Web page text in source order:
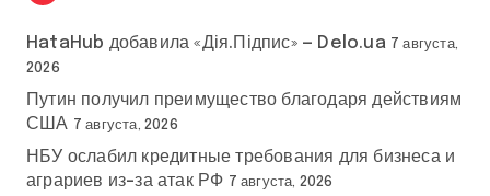
HataHub добавила «Дія.Підпис» — Delo.ua 7 августа,
2026
Путин получил преимущество благодаря действиям
США 7 августа, 2026
НБУ ослабил кредитные требования для бизнеса и
аграриев из-за атак РФ 7 августа, 2026